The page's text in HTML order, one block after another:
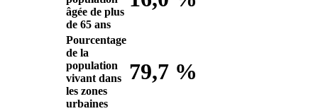
âgée de plus
de 65 ans
Pourcentage
de la
population
vivant dans
les zones
urbaines
79,7 %